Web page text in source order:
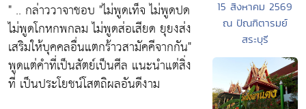
" .. กล่าววาจาชอบ "ไม่พูดเท็จ ไม่พูดปด
ไม่พูดโกหกพกลม ไม่พูดส่อเสียด ยุยงส่ง
เสริมให้บุคคลอื่นแตกร้าวสามัคคีจากกัน"
พูดแต่คำที่เป็นสัตย์เป็นศีล แนะนำแต่สิ่ง
ที่ เป็นประโยชน์โสตถิผลอันดีงาม
15 สิงหาคม 2569
ณ ปัณฑิตารมย์
สระบุรี